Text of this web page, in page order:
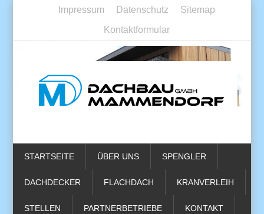
Impressum Datenschutz
Sitemap
Kontaktformular
STARTSEITE ÜBER UNS SPENGLER
DACHDECKER FLACHDACH KRANVERLEIH
STELLEN PARTNERBETRIEBE KONTAKT